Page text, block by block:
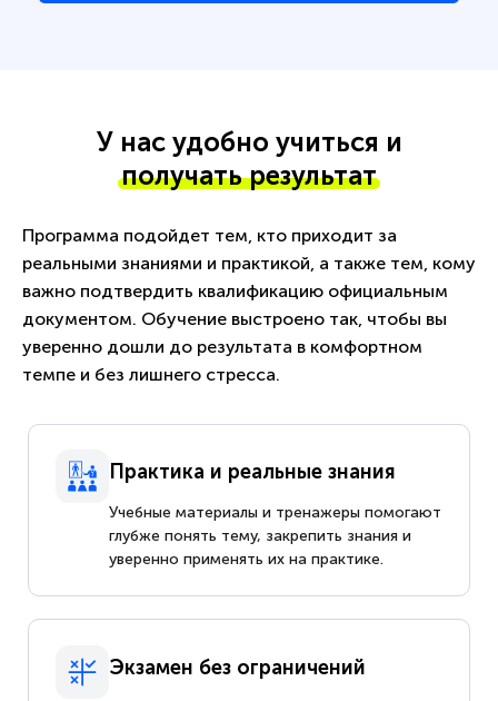
У нас удобно учиться и
получать результат
Программа подойдет тем, кто приходит за
реальными знаниями и практикой, а также тем, кому
важно подтвердить квалификацию официальным
документом. Обучение выстроено так, чтобы вы
уверенно дошли до результата в комфортном
темпе и без лишнего стресса.
Практика и реальные знания
Учебные материалы и тренажеры помогают
глубже понять тему, закрепить знания и
уверенно применять их на практике.
Экзамен без ограничений